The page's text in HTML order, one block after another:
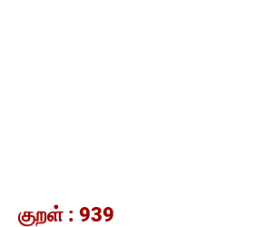
குறள் : 939